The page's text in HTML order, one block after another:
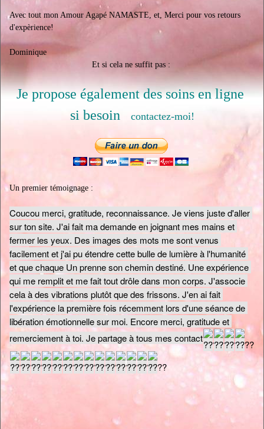
Avec tout mon Amour Agapé NAMASTE, et, Merci pour vos retours
d'expèrience!
Dominique
Et si cela ne suffit pas :
Je propose également des soins en ligne
si besoin
contactez-moi!
Un premier témoignage :
Coucou merci, gratitude, reconnaissance. Je viens juste d'aller
sur ton site. J'ai fait ma demande en joignant mes mains et
fermer les yeux. Des images des mots me sont venus
facilement et j'ai pu étendre cette bulle de lumière à l'humanité
et que chaque Un prenne son chemin destiné. Une expérience
qui me remplit et me fait tout drôle dans mon corps. J'associe
cela à des vibrations plutôt que des frissons. J'en ai fait
l'expérience la première fois récemment lors d'une séance de
libération émotionnelle sur moi. Encore merci, gratitude et
remerciement à toi. Je partage à tous mes contact